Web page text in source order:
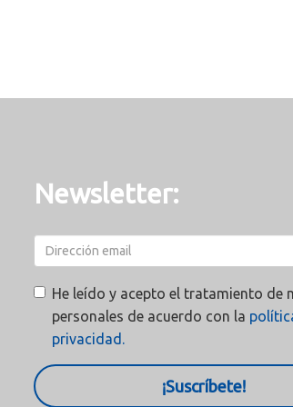
Newsletter:
He leído y acepto el tratamiento de
personales de acuerdo con la
privacidad.
¡Suscríbete!